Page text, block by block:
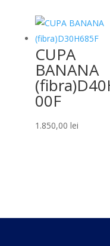
CUPA
BANANA
00F
1.850,00 lei